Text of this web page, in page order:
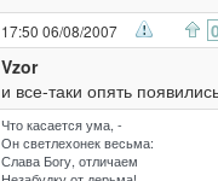
17:50 06/08/2007 0
Vzor
и все-таки опять
Что касается ума, -
Он светлехонек весьма:
Слава Богу, отличаем